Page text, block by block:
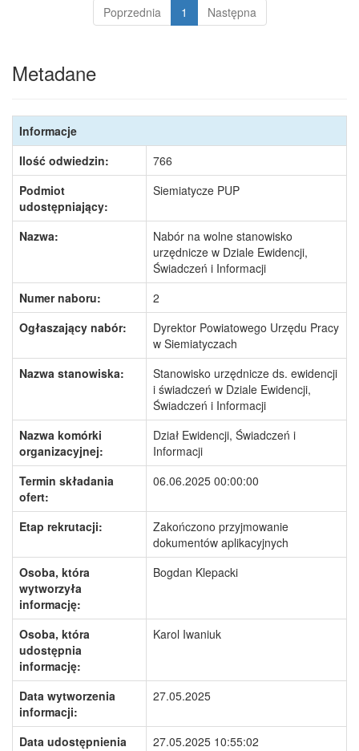
Poprzednia
1 Następna
Metadane
Informacje
Ilość odwiedzin:
766
Podmiot
udostępniający:
Siemiatycze PUP
Nazwa:
Nabór na wolne stanowisko
urzędnicze w Dziale Ewidencji,
Świadczeń i Informacji
Numer naboru:
2
Ogłaszający nabór:
Dyrektor Powiatowego Urzędu Pracy
w Siemiatyczach
Nazwa stanowiska:
Stanowisko urzędnicze ds. ewidencji
i świadczeń w Dziale Ewidencji,
Świadczeń i Informacji
Nazwa komórki
organizacyjnej:
Dział Ewidencji, Świadczeń i
Informacji
Termin składania
ofert:
06.06.2025 00:00:00
Etap rekrutacji:
Zakończono przyjmowanie
dokumentów aplikacyjnych
Osoba, która
wytworzyła
informację:
Bogdan Klepacki
Osoba, która
udostępnia
informację:
Karol Iwaniuk
Data wytworzenia
informacji:
27.05.2025
Data udostępnienia
27.05.2025 10:55:02